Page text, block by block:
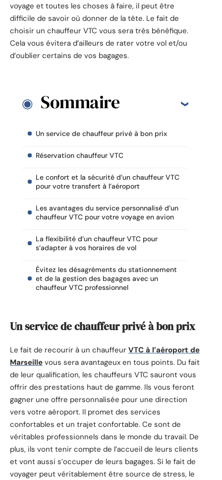
voyage et toutes les choses à faire, il peut être
difficile de savoir où donner de la tête. Le fait de
choisir un chauffeur VTC vous sera très bénéfique.
Cela vous évitera d’ailleurs de rater votre vol et/ou
d’oublier certains de vos bagages.
Sommaire
Un service de chauffeur privé à bon prix
Réservation chauffeur VTC
Le confort et la sécurité d’un chauffeur VTC
pour votre transfert à l’aéroport
Les avantages du service personnalisé d’un
chauffeur VTC pour votre voyage en avion
La flexibilité d’un chauffeur VTC pour
s’adapter à vos horaires de vol
Évitez les désagréments du stationnement
et de la gestion des bagages avec un
chauffeur VTC professionnel
Un service de chauffeur privé à bon prix
Le fait de recourir à un chauffeur VTC à l’aéroport de
Marseille vous sera avantageux en tous points. Du fait
de leur qualification, les chauffeurs VTC sauront vous
offrir des prestations haut de gamme. Ils vous feront
gagner une offre personnalisée pour une direction
vers votre aéroport. Il promet des services
confortables et un trajet confortable. Ce sont de
véritables professionnels dans le monde du travail. De
plus, ils vont tenir compte de l’accueil de leurs clients
et vont aussi s’occuper de leurs bagages. Si le fait de
voyager peut véritablement être source de stress, le